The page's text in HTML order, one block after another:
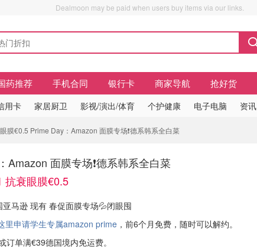
Dealmoon may be paid when users buy items via our links.
药推荐 手机合同 银行卡 商家导航 抢好货
用卡 家居厨卫 影视/演出/体育 个护健康 电子电脑 资讯
膜€0.5 Prime Day：Amazon 面膜专场❗德系韩系全白菜
Amazon 面膜专场❗德系韩系全白菜
抗衰眼膜€0.5
马逊 现有 春促面膜专场💦闭眼囤
里申请学生专属amazon prime ，前6个月免费，随时可以解约。
订单满€39德国境内免运费。